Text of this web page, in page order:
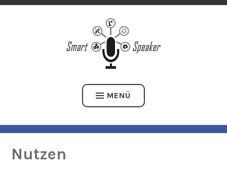
Zum
DER WERTSCHÖPFUNG VON KMU DES MASCHINEN- UND
ANLAGENBAUS
MENÜ
Nutzen